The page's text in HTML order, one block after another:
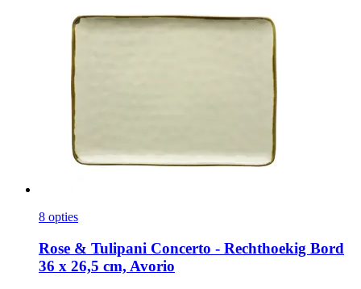
8 opties
Rose & Tulipani Concerto -​ Rechthoekig Bord
36 x 26,5 cm, Avorio